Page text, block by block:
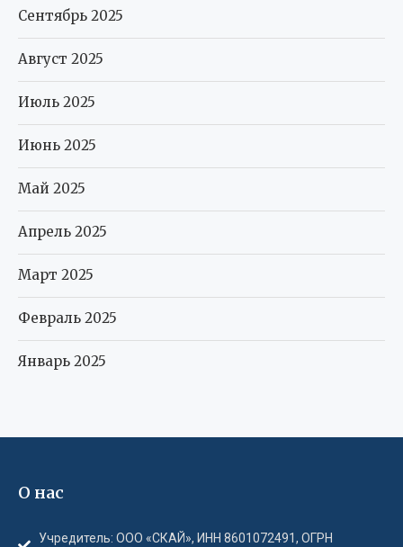
Сентябрь 2025
Август 2025
Июль 2025
Июнь 2025
Май 2025
Апрель 2025
Март 2025
Февраль 2025
Январь 2025
О нас
Учредитель: ООО «СКАЙ», ИНН 8601072491, ОГРН